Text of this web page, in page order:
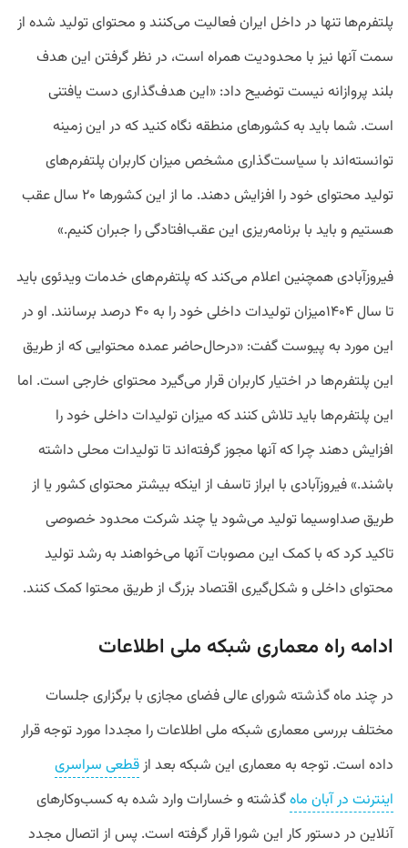
پلتفرم‌ها تنها در داخل ایران فعالیت می‌کنند و محتوای تولید شده از
سمت آنها نیز با محدودیت همراه است،‌ در نظر گرفتن این هدف
بلند پروازانه نیست توضیح داد: «این هدف‌گذاری دست یافتنی
است. شما باید به کشورهای منطقه نگاه کنید که در این زمینه
توانسته‌اند با سیاست‌گذاری مشخص میزان کاربران پلتفرم‌های
تولید محتوای خود را افزایش دهند. ما از این کشورها ۲۰ سال عقب
هستیم و باید با برنامه‌ریزی این عقب‌افتادگی را جبران کنیم.»
فیروزآبادی همچنین اعلام می‌کند که پلتفرم‌های خدمات ویدئوی باید
تا سال ۱۴۰۴میزان تولیدات داخلی خود را به ۴۰ درصد برسانند. او در
این مورد به پیوست گفت: «درحال‌حاضر عمده محتوایی که از طریق
این پلتفر‌م‌ها در اختیار کاربران قرار می‌گیرد محتوای خارجی است. اما
این پلتفرم‌ها باید تلاش کنند که میزان تولیدات داخلی خود را
افزایش دهند چرا که آنها مجوز گرفته‌اند تا تولیدات محلی داشته
باشند.» فیروزآبادی با ابراز تاسف از اینکه بیشتر محتوای کشور یا از
طریق صداوسیما تولید می‌شود یا چند شرکت محدود خصوصی
تاکید کرد که با کمک این مصوبات آنها می‌خواهند به رشد تولید
محتوای داخلی و شکل‌گیری اقتصاد بزرگ از طریق محتوا کمک کنند.
ادامه راه معماری شبکه ملی اطلاعات
در چند ماه گذشته شورای عالی فضای مجازی با برگزاری جلسات
مختلف بررسی معماری شبکه ملی اطلاعات را مجددا مورد توجه قرار
داده است. توجه به معماری این شبکه بعد ازقطعی سراسری
اینترنت در آبان ماهگذشته و خسارات وارد شده به کسب‌وکارهای
آنلاین در دستور کار این شورا قرار گرفته است. پس از اتصال مجدد